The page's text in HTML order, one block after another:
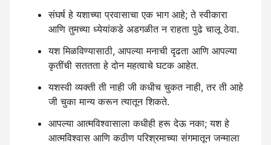
संघर्ष हे यशाच्या प्रवासाचा एक भाग आहे; ते स्वीकारा
आणि तुमच्या ध्येयांकडे अडगळीत न राहता पुढे चालू ठेवा.
यश मिळविण्यासाठी, आपल्या मनाची दृढता आणि आपल्या
कृतींची सततता हे दोन महत्वाचे घटक आहेत.
यशस्वी व्यक्ती ती नाही जी कधीच चुकत नाही, तर ती आहे
जी चुका मान्य करून त्यातून शिकते.
आपल्या आत्मविश्वासाला कधीही हरू देऊ नका; यश हे
आत्मविश्वास आणि कठीण परिश्रमाच्या संगमातून जन्माला